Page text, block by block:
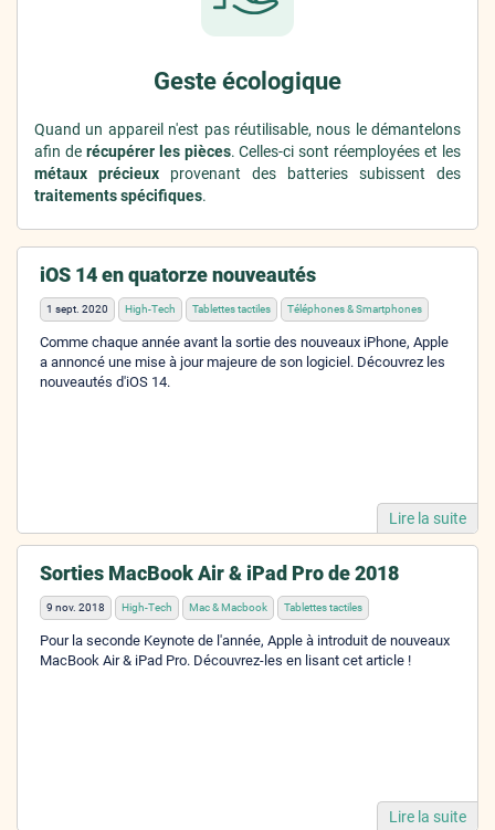
Geste écologique
Quand un appareil n'est pas réutilisable, nous le démantelons
afin de récupérer les pièces. Celles-ci sont réemployées et les
métaux précieux provenant des batteries subissent des
traitements spécifiques.
iOS 14 en quatorze nouveautés
1 sept. 2020 High-Tech Tablettes tactiles Téléphones & Smartphones
Comme chaque année avant la sortie des nouveaux iPhone, Apple
a annoncé une mise à jour majeure de son logiciel. Découvrez les
nouveautés d'iOS 14.
Lire la suite
Sorties MacBook Air & iPad Pro de 2018
9 nov. 2018 High-Tech Mac & Macbook Tablettes tactiles
Pour la seconde Keynote de l'année, Apple à introduit de nouveaux
MacBook Air & iPad Pro. Découvrez-les en lisant cet article !
Lire la suite